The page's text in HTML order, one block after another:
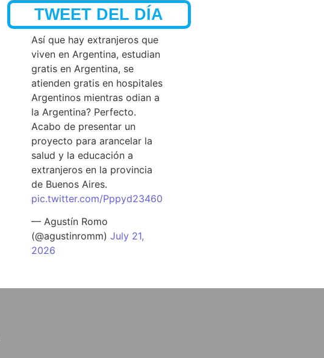
TWEET DEL DÍA
Así que hay extranjeros que
viven en Argentina, estudian
gratis en Argentina, se
atienden gratis en hospitales
Argentinos mientras odian a
la Argentina? Perfecto.
Acabo de presentar un
proyecto para arancelar la
salud y la educación a
extranjeros en la provincia
de Buenos Aires.
pic.twitter.com/Pppyd23460
— Agustín Romo
(@agustinromm)July 21,
2026